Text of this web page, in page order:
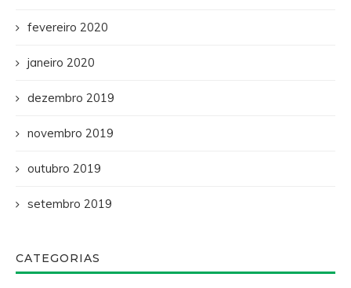
fevereiro 2020
janeiro 2020
dezembro 2019
novembro 2019
outubro 2019
setembro 2019
CATEGORIAS